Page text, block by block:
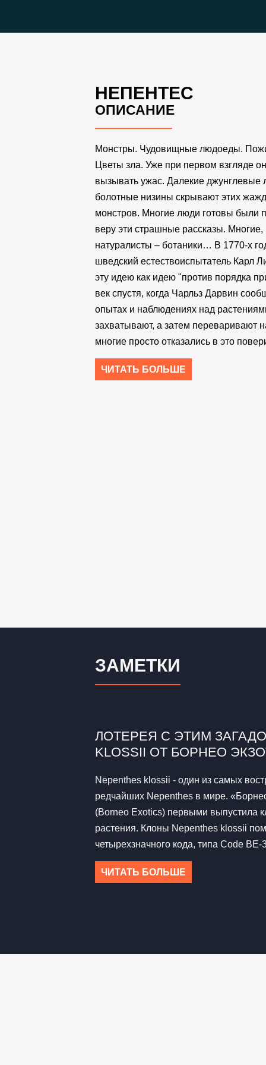
НЕПЕНТЕС
ОПИСАНИЕ
Монстры. Чудовищные людоеды.
Цветы зла. Уже при первом взгляде
вызывать ужас. Далекие джунглевые
болотные низины скрывают этих
монстров. Многие люди готовы были
веру эти страшные рассказы. Многие,
натуралисты – ботаники… В 1770-х
шведский естествоиспытатель Карл
эту идею как идею "против порядка
век спустя, когда Чарльз Дарвин
опытах и наблюдениях над
захватывают, а затем переваривают
многие просто отказались в это
ЧИТАТЬ БОЛЬШЕ
ЗАМЕТКИ
ЛОТЕРЕЯ С ЭТИМ
KLOSSII ОТ БОРНЕО
Nepenthes klossii - один из самых
редчайших Nepenthes в мире.
(Borneo Exotics) первыми выпустила
растения. Клоны Nepenthes klossii
четырехзначного кода, типа Code
ЧИТАТЬ БОЛЬШЕ